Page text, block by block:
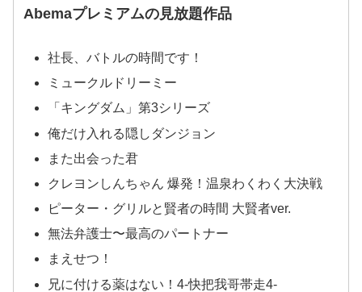
Abemaプレミアムの見放題作品
社長、バトルの時間です！
ミュークルドリーミー
「キングダム」第3シリーズ
俺だけ入れる隠しダンジョン
また出会った君
クレヨンしんちゃん 爆発！温泉わくわく大決戦
ピーター・グリルと賢者の時間 大賢者ver.
無法弁護士〜最高のパートナー
まえせつ！
兄に付ける薬はない！4-快把我哥帯走4-